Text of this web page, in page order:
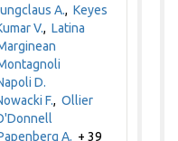
A.,Keyes
V.,Latina
D.
F.,Ollier
A. + 39